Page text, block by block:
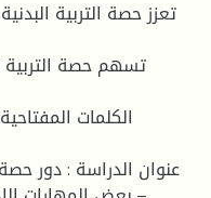
الكلمات
عنوان الدراسة : دور